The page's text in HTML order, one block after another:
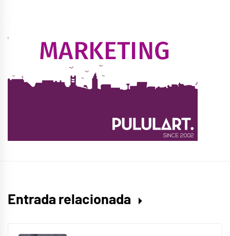
Entrada relacionada